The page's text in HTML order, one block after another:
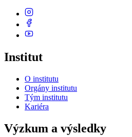
Institut
O institutu
Orgány institutu
Tým institutu
Kariéra
Výzkum a výsledky